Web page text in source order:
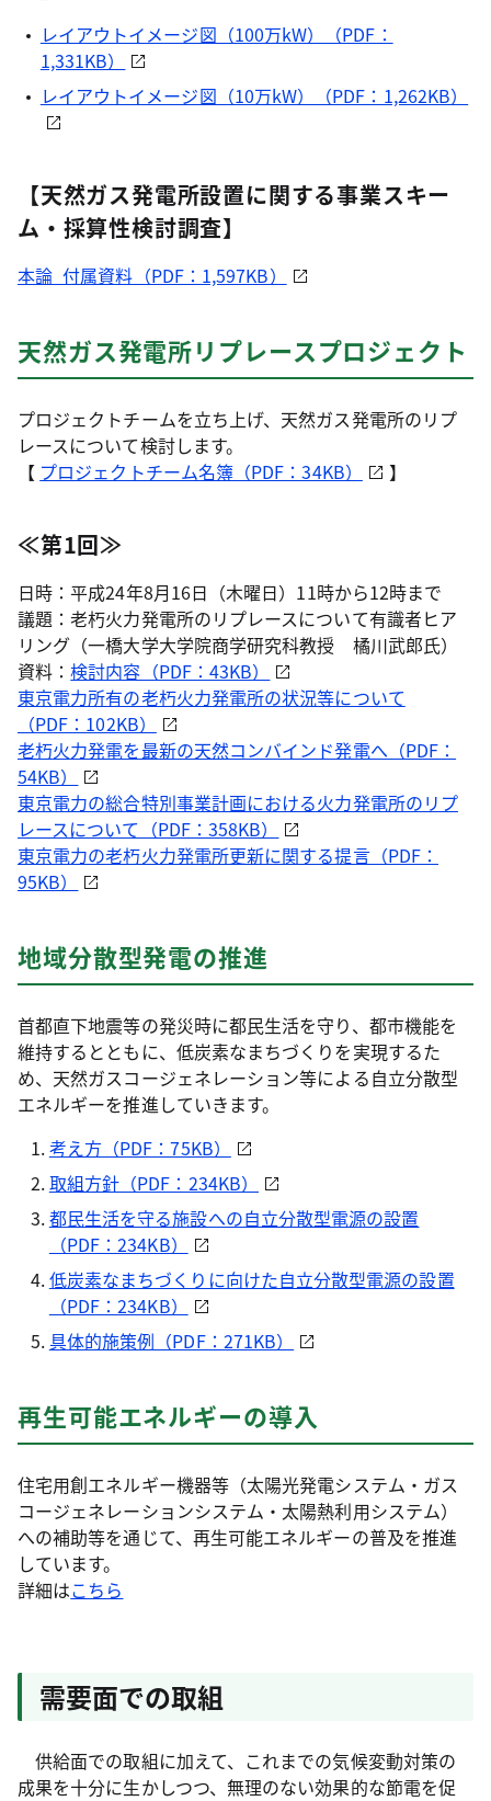
レイアウトイメージ図（100万kW）（PDF：
1,331KB）
レイアウトイメージ図（10万kW）（PDF：1,262KB）
【天然ガス発電所設置に関する事業スキー
ム・採算性検討調査】
本論_付属資料（PDF：1,597KB）
天然ガス発電所リプレースプロジェクト
プロジェクトチームを立ち上げ、天然ガス発電所のリプ
レースについて検討します。
【 プロジェクトチーム名簿（PDF：34KB） 】
≪第1回≫
日時：平成24年8月16日（木曜日）11時から12時まで
議題：老朽火力発電所のリプレースについて有識者ヒア
リング（一橋大学大学院商学研究科教授 橘川武郎氏）
資料：検討内容（PDF：43KB）
東京電力所有の老朽火力発電所の状況等について
（PDF：102KB）
老朽火力発電を最新の天然コンバインド発電へ（PDF：
54KB）
東京電力の総合特別事業計画における火力発電所のリプ
レースについて（PDF：358KB）
東京電力の老朽火力発電所更新に関する提言（PDF：
95KB）
地域分散型発電の推進
首都直下地震等の発災時に都民生活を守り、都市機能を
維持するとともに、低炭素なまちづくりを実現するた
め、天然ガスコージェネレーション等による自立分散型
エネルギーを推進していきます。
考え方（PDF：75KB）
取組方針（PDF：234KB）
都民生活を守る施設への自立分散型電源の設置
（PDF：234KB）
低炭素なまちづくりに向けた自立分散型電源の設置
（PDF：234KB）
具体的施策例（PDF：271KB）
再生可能エネルギーの導入
住宅用創エネルギー機器等（太陽光発電システム・ガス
コージェネレーションシステム・太陽熱利用システム）
への補助等を通じて、再生可能エネルギーの普及を推進
しています。
詳細はこちら
需要面での取組
供給面での取組に加えて、これまでの気候変動対策の
成果を十分に生かしつつ、無理のない効果的な節電を促